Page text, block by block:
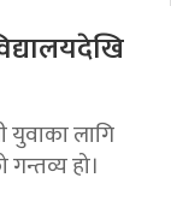
युवाका लागि
गन्तव्य हो।